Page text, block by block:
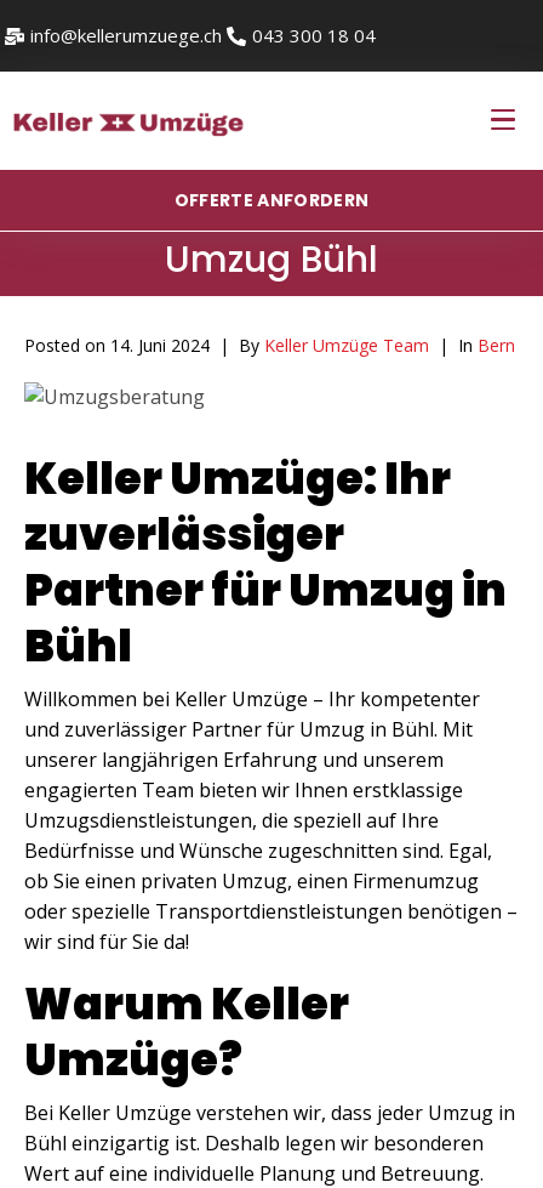
info@kellerumzuege.ch 043 300 18 04
OFFERTE ANFORDERN
Umzug Bühl
Posted on 14. Juni 2024 By Keller Umzüge Team In Bern
Keller Umzüge: Ihr
zuverlässiger
Partner für Umzug in
Bühl
Willkommen bei Keller Umzüge – Ihr kompetenter
und zuverlässiger Partner für Umzug in Bühl. Mit
unserer langjährigen Erfahrung und unserem
engagierten Team bieten wir Ihnen erstklassige
Umzugsdienstleistungen, die speziell auf Ihre
Bedürfnisse und Wünsche zugeschnitten sind. Egal,
ob Sie einen privaten Umzug, einen Firmenumzug
oder spezielle Transportdienstleistungen benötigen –
wir sind für Sie da!
Warum Keller
Umzüge?
Bei Keller Umzüge verstehen wir, dass jeder Umzug in
Bühl einzigartig ist. Deshalb legen wir besonderen
Wert auf eine individuelle Planung und Betreuung.